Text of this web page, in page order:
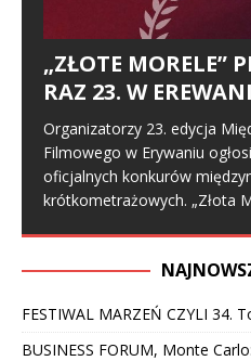
„ZŁOTE MORELE”
RAZ 23. W
Organizatorzy 23. edycja
Filmowego w Erywaniu
oficjalnych konkurów
krótkometrażowych. „Złota
FESTIWAL MARZEŃ CZYLI 34.
BUSINESS FORUM, Monte